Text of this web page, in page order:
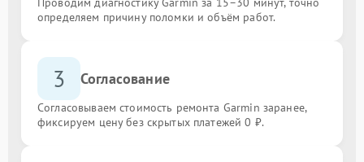
определяем причину поломки и объём работ.
3 Согласование
Согласовываем стоимость ремонта Garmin заранее,
фиксируем цену без скрытых платежей 0 ₽.